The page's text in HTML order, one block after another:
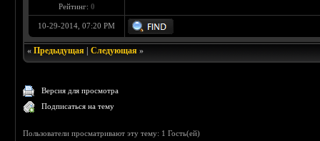
Рейтинг: 0
10-29-2014, 07:20 PM
«Предыдущая |Следующая »
Версия для просмотра
Подписаться на тему
Пользователи просматривают эту тему: 1 Гость(ей)